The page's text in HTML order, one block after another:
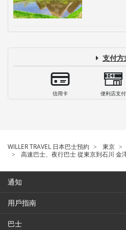
支付方
信用卡 便利店支付
WILLER TRAVEL 日本巴士預約 東京
高速巴士、夜行巴士 從東京到石川 金
通知
用戶指南
巴士